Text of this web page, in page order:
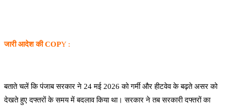
जारी आदेश की COPY :
बताते चलें कि पंजाब सरकार ने 24 मई 2026 को गर्मी और हीटवेव के बढ़ते असर को
देखते हुए दफ्तरों के समय में बदलाव किया था। सरकार ने तब सरकारी दफ्तरों का